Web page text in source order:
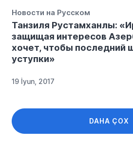
Новости на Русском
Танзиля Рустамханлы:
защищая интересов
хочет, чтобы последний
уступки»
19 İyun, 2017
DAHA ÇOX